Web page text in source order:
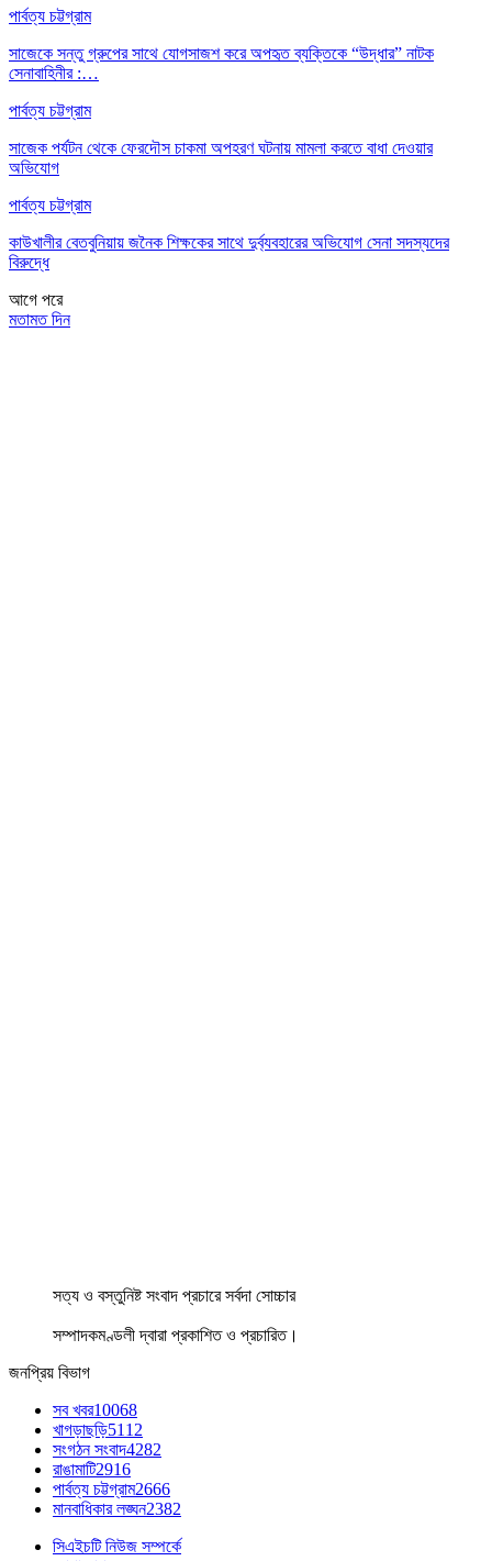
পার্বত্য চট্টগ্রাম
সাজেকে সন্তু গ্রুপের সাথে যোগসাজশ করে অপহৃত ব্যক্তিকে “উদ্ধার” নাটক
সেনাবাহিনীর :…
পার্বত্য চট্টগ্রাম
সাজেক পর্যটন থেকে ফেরদৌস চাকমা অপহরণ ঘটনায় মামলা করতে বাধা দেওয়ার
অভিযোগ
পার্বত্য চট্টগ্রাম
কাউখালীর বেতবুনিয়ায় জনৈক শিক্ষকের সাথে দুর্ব্যবহারের অভিযোগ সেনা সদস্যদের
বিরুদ্ধে
আগে পরে
মতামত দিন
সত্য ও বস্তুনিষ্ট সংবাদ প্রচারে সর্বদা সোচ্চার
সম্পাদকমণ্ডলী দ্বারা প্রকাশিত ও প্রচারিত।
জনপ্রিয় বিভাগ
সব খবর10068
খাগড়াছড়ি5112
সংগঠন সংবাদ4282
রাঙামাটি2916
পার্বত্য চট্টগ্রাম2666
মানবাধিকার লঙ্ঘন2382
সিএইচটি নিউজ সম্পর্কে